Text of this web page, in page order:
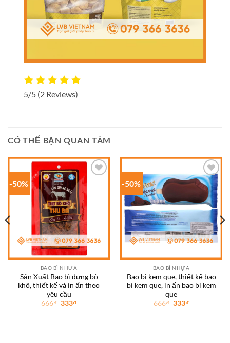
5/5 (2 Reviews)
CÓ THỂ BẠN QUAN TÂM
-50%
Add to
BAO BÌ NHỰA
Sản Xuất Bao bì đựng bò
khô, thiết kế và in ấn theo
yêu cầu
666₫ Giá
333₫Giá
-50%
Add to
wishlist
BAO BÌ NHỰA
Bao bì kem que, thiết kế bao
bì kem que, in ấn bao bì kem
que
666₫ Giá
333₫Giá